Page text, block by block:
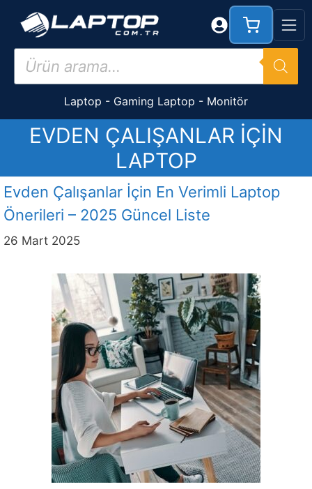
Products
search
Laptop - Gaming Laptop - Monitör
EVDEN ÇALIŞANLAR IÇIN
LAPTOP
Evden Çalışanlar İçin En Verimli Laptop
Önerileri – 2025 Güncel Liste
26 Mart 2025